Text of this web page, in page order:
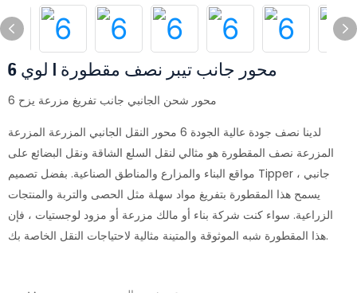
6 محور جانب تيبر نصف مقطورة | لوي
6 محور شحن الجانبي جانب تفريغ مزرعة يزح
لدينا نصف جودة عالية الجودة 6 محور النقل الجانبي المزرعة المزرعة
المزرعة نصف المقطورة هو مثالي لنقل السلع الشاقة ونقل البضائع على
مواقع البناء والمزارع والمناطق الصناعية. بفضل تصميم Tipper جانبي ،
يسمح هذا المقطورة بتفريغ مواد سهلة مثل الحصى والتربة والمنتجات
الزراعية. سواء كنت شركة بناء أو مالك مزرعة أو مزود لوجستيات ، فإن
هذا المقطورة شبه الموثوقة والمتينة مثالية لاحتياجات النقل الخاصة بك.